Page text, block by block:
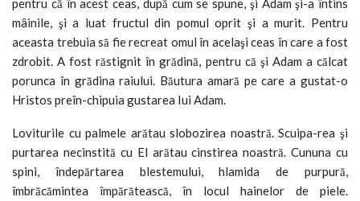
pentru că în acest ceas, după cum se spune, şi Adam şi-a întins
mâinile, şi a luat fructul din pomul oprit şi a murit. Pentru
aceasta trebuia să fie recreat omul în acelaşi ceas în care a fost
zdrobit. A fost răstignit în grădină, pentru că şi Adam a călcat
porunca în grădina raiului. Băutura amară pe care a gustat-o
Hristos preîn-chipuia gustarea Iui Adam.
Loviturile cu palmele arătau slobozirea noastră. Scuipa-rea şi
purtarea necinstită cu El arătau cin­stirea noastră. Cununa cu
spini, îndepăr­tarea blestemului, hlamida de purpură,
îmbrăcămintea împărătească, în locul hai­nelor de piele.